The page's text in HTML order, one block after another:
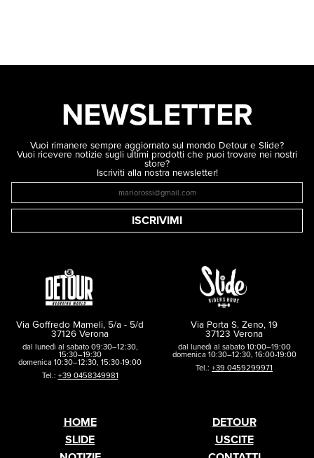
NEWSLETTER
Vuoi rimanere sempre aggiornato sul mondo Detour e Slide?
Vuoi ricevere notizie sugli ultimi prodotti che puoi trovare nei nostri
store?
Iscriviti alla nostra newsletter!
ISCRIVIMI
Via Goffredo Mameli, 5/a - 5/d
37126 Verona
dal lunedì al sabato 09:30–12:30,
15:30–19:30
domenica 10:30–12:30, 15:30-19:00
Tel.: +39 0458349981
Via Porta S. Zeno, 19
37123 Verona
dal lunedì al sabato 10:00–19:00
domenica 10:30–12:30, 16:00-19:00
Tel.: +39 0459299971
HOME
DETOUR
SLIDE
USCITE